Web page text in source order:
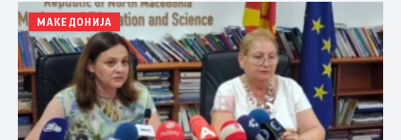
МАКЕДОНИЈА